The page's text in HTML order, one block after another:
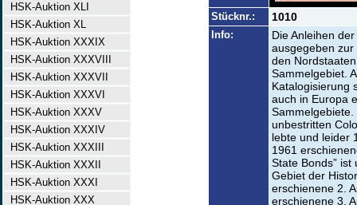
HSK-Auktion XLI
HSK-Auktion XL
HSK-Auktion XXXIX
HSK-Auktion XXXVIII
HSK-Auktion XXXVII
HSK-Auktion XXXVI
HSK-Auktion XXXV
HSK-Auktion XXXIV
HSK-Auktion XXXIII
HSK-Auktion XXXII
HSK-Auktion XXXI
HSK-Auktion XXX
Stücknr.: 1010
Info:
Die Anleihen
ausgegeben
den
Sammelgebiet.
Katalogisierung
auch in Europa
unbestritten
lebte und leider
1961
State Bonds”
Gebiet der
erschienene 2.
erschienene 3.